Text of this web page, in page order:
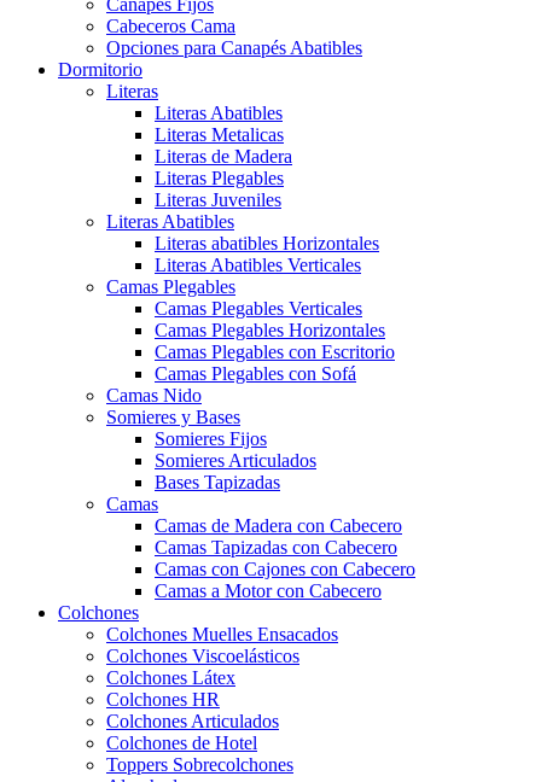
Cabeceros Cama
Opciones para Canapés Abatibles
Dormitorio
Literas
Literas Abatibles
Literas Metalicas
Literas de Madera
Literas Plegables
Literas Juveniles
Literas Abatibles
Literas abatibles Horizontales
Literas Abatibles Verticales
Camas Plegables
Camas Plegables Verticales
Camas Plegables Horizontales
Camas Plegables con Escritorio
Camas Plegables con Sofá
Camas Nido
Somieres y Bases
Somieres Fijos
Somieres Articulados
Bases Tapizadas
Camas
Camas de Madera con Cabecero
Camas Tapizadas con Cabecero
Camas con Cajones con Cabecero
Camas a Motor con Cabecero
Colchones
Colchones Muelles Ensacados
Colchones Viscoelásticos
Colchones Látex
Colchones HR
Colchones Articulados
Colchones de Hotel
Toppers Sobrecolchones